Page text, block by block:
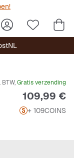
BTW,Gratis verzending
Prijs
109,99 €
+ 109COINS